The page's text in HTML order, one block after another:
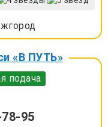
«В ПУТЬ»
подача
95